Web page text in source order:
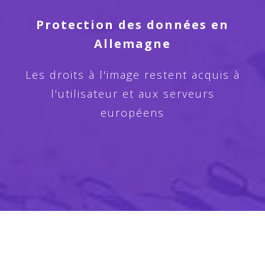
Protection des données en
Allemagne
Les droits à l'image restent acquis à
l'utilisateur et aux serveurs
européens